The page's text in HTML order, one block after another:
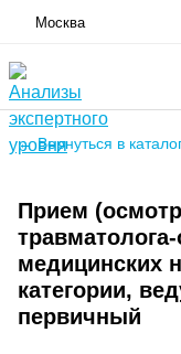
Москва
← Вернуться в
Прием
медицинских
категории,
первичный